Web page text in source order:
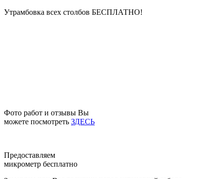
Утрамбовка всех столбов БЕСПЛАТНО!
Фото работ и отзывы Вы
можете посмотреть ЗДЕСЬ
Предоставляем
микрометр бесплатно